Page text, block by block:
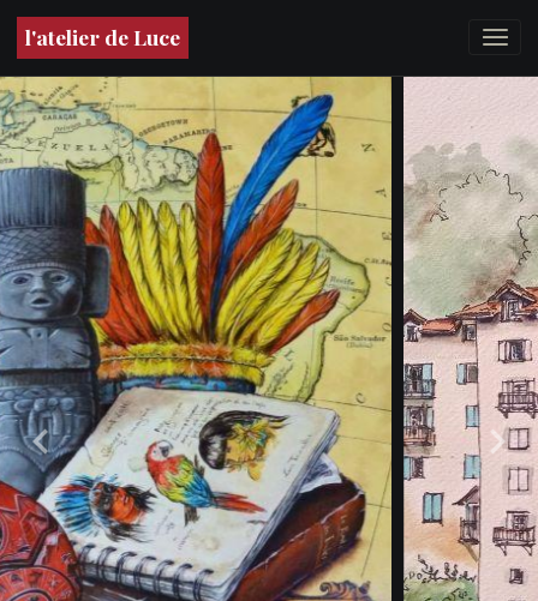
l'atelier de Luce